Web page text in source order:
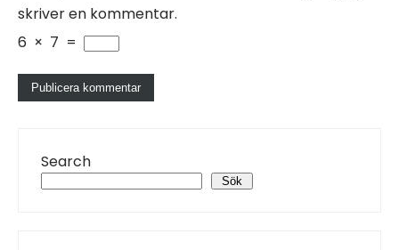
skriver en kommentar.
6 × 7 =
Search
Sök